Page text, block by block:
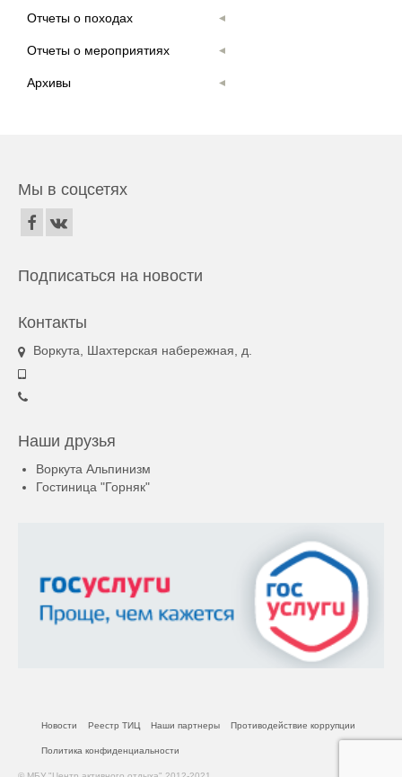
Отчеты о походах
Отчеты о мероприятиях
Архивы
Мы в соцсетях
Подписаться на новости
Контакты
Воркута, Шахтерская набережная, д.
Наши друзья
Воркута Альпинизм
Гостиница "Горняк"
Новости Реестр ТИЦ Наши партнеры Противодействие коррупции
Политика конфиденциальности